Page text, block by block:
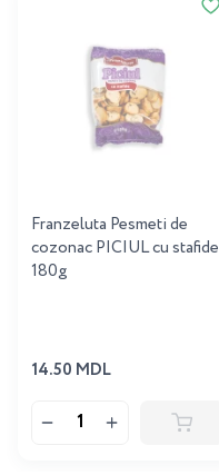
Franzeluta Pesmeti de
cozonac PICIUL cu stafide
180g
14.50 MDL